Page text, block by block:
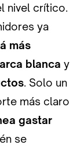
nivel crítico.
ya
más
blanca y
. Solo un
más claro
gastar
se